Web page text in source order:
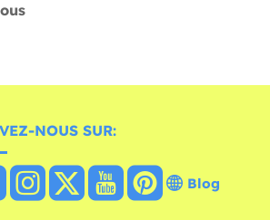
NOUS SUR:
Blog